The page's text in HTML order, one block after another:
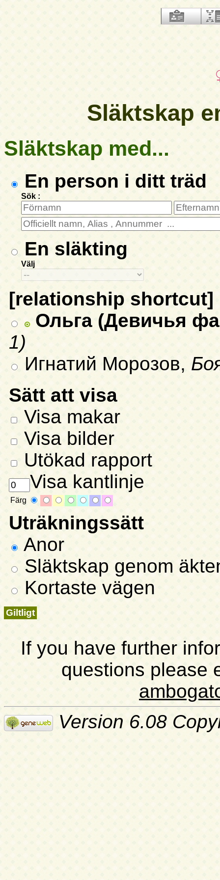
Släktskap
Släktskap med...
En person i ditt träd
Sök :
En släkting
Välj
[relationship shortcut]
Ольга (Девичья
1)
Игнатий Морозов,
Sätt att visa
Visa makar
Visa bilder
Utökad rapport
Visa kantlinje
Färg
Uträkningssätt
Anor
Släktskap genom
Kortaste vägen
If you have further
questions please
Version 6.08